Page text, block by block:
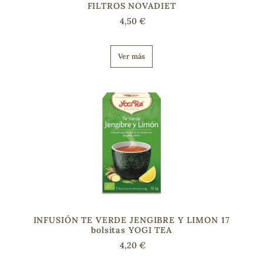
FILTROS NOVADIET
4,50 €
Ver más
INFUSIÓN TE VERDE JENGIBRE Y LIMON 17
bolsitas YOGI TEA
4,20 €